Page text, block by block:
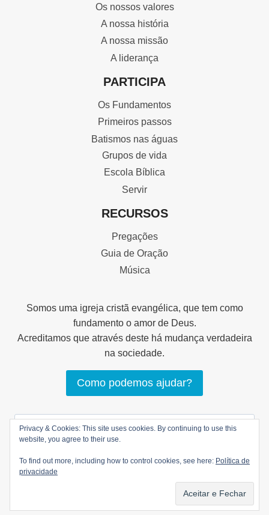
Os nossos valores
A nossa história
A nossa missão
A liderança
PARTICIPA
Os Fundamentos
Primeiros passos
Batismos nas águas
Grupos de vida
Escola Bíblica
Servir
RECURSOS
Pregações
Guia de Oração
Música
Somos uma igreja cristã evangélica, que tem como
fundamento o amor de Deus.
Acreditamos que através deste há mudança verdadeira
na sociedade.
Como podemos ajudar?
Pesquisar
por:
© 2026 LOGOS Comunhão Cristã |
Privacy & Cookies: This site uses cookies. By continuing to use this
website, you agree to their use.
To find out more, including how to control cookies, see here: Política de
privacidade